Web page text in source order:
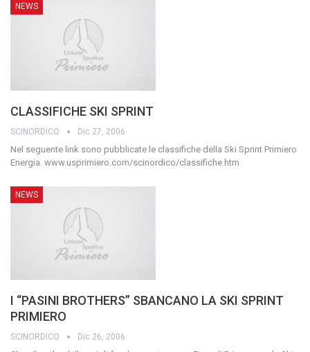
NEWS
CLASSIFICHE SKI SPRINT
SCINORDICO Dic 27, 2006
Nel seguente link sono pubblicate le classifiche della Ski Sprint Primiero
Energia. www.usprimiero.com/scinordico/classifiche.htm
NEWS
I “PASINI BROTHERS” SBANCANO LA SKI SPRINT
PRIMIERO
SCINORDICO Dic 26, 2006